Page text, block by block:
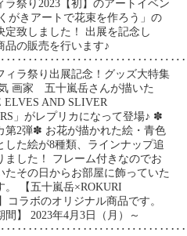
ラ祭り2023【初】のアートイベン
がきアートで花束を作ろう」の
定致しました！ 出展を記念し
品の販売を行います♪
ィラ祭り出展記念！グッズ大特集
画家 五十嵐岳さんが描いた
ELVES AND SLIVER
」がレプリカになって登場♪ ✽
第2弾✽ お花が描かれた絵・青色
した絵が8種類、ラインナップ追
ました！ フレーム付きなのでお
たその日からお部屋に飾っていた
。 【五十嵐岳×ROKURI
コラボのオリジナル商品です。
間】 2023年4月3日（月）～